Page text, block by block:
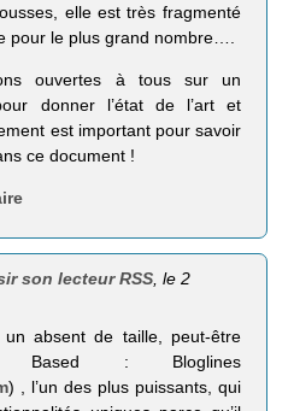
elle est très fragmenté
pour le plus grand nombre….
ouvertes à tous sur un
donner l’état de l’art et
est important pour savoir
ce document !
son lecteur RSS , le 2
absent de taille, peut-être
: Bloglines
) , l’un des plus puissants, qui